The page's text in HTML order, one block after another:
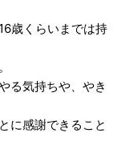
歳くらいまでは持
る気持ちや、やき
に感謝できること